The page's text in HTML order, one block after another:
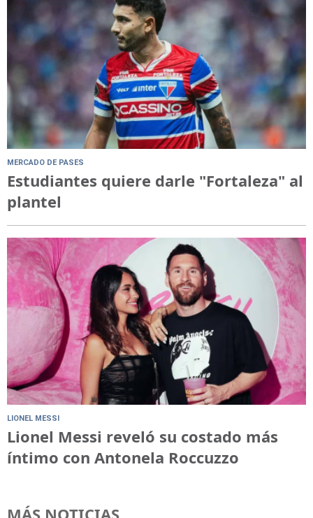
MERCADO DE PASES
Estudiantes quiere darle "Fortaleza" al
plantel
LIONEL MESSI
Lionel Messi reveló su costado más
íntimo con Antonela Roccuzzo